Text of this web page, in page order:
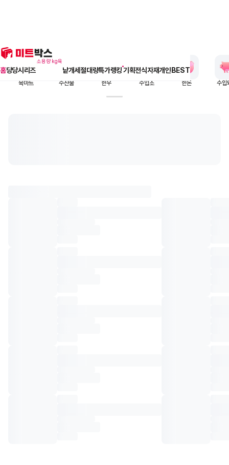
메인 페이지 바로가기
홈당당시리즈
소용량 kg육
낱개세절대량특가랭킹알람아이콘
기획전식자재개인BEST
육마트 수산물 한우 수입소 한돈 수입